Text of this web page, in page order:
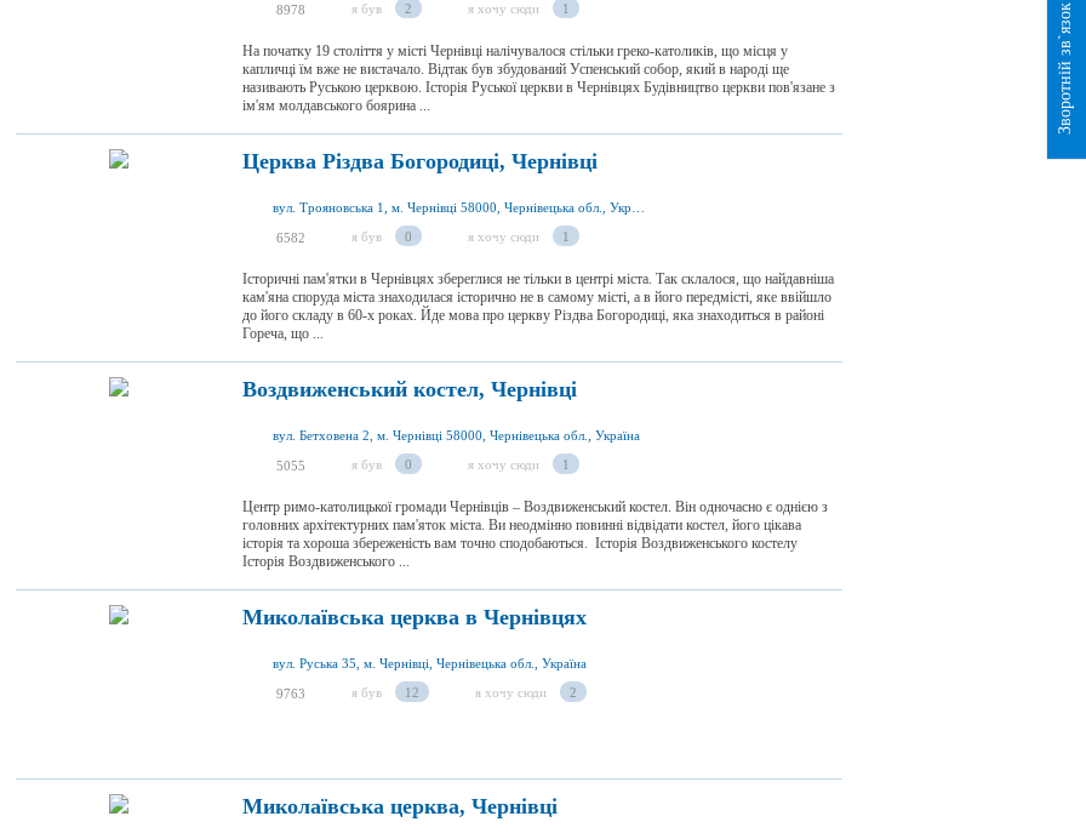
8978 я був 2 я хочу сюди 1
На початку 19 століття у місті Чернівці налічувалося стільки греко-католиків, що місця у
капличці їм вже не вистачало. Відтак був збудований Успенський собор, який в народі ще
називають Руською церквою. Історія Руської церкви в Чернівцях Будівництво церкви пов'язане з
ім'ям молдавського боярина ...
Церква Різдва Богородиці, Чернівці
6582 я був 0 я хочу сюди 1
Історичні пам'ятки в Чернівцях збереглися не тільки в центрі міста. Так склалося, що найдавніша
кам'яна споруда міста знаходилася історично не в самому місті, а в його передмісті, яке ввійшло
до його складу в 60-х роках. Йде мова про церкву Різдва Богородиці, яка знаходиться в районі
Гореча, що ...
Воздвиженський костел, Чернівці
вул. Бетховена 2, м. Чернівці 58000, Чернівецька обл., Україна
5055 я був 0 я хочу сюди 1
Центр римо-католицької громади Чернівців – Воздвиженський костел. Він одночасно є однією з
головних архітектурних пам'яток міста. Ви неодмінно повинні відвідати костел, його цікава
історія та хороша збереженість вам точно сподобаються. Історія Воздвиженського костелу
Історія Воздвиженського ...
Миколаївська церква в Чернівцях
вул. Руська 35, м. Чернівці, Чернівецька обл., Україна
9763 я був 12 я хочу сюди 2
Миколаївська церква, Чернівці
Зворотній зв`язок